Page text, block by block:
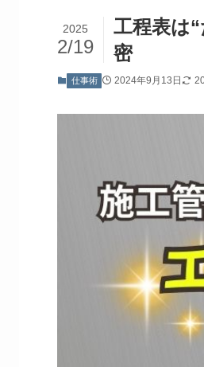
工程表は
密
2025
2/19
仕事術 2024年9月13日